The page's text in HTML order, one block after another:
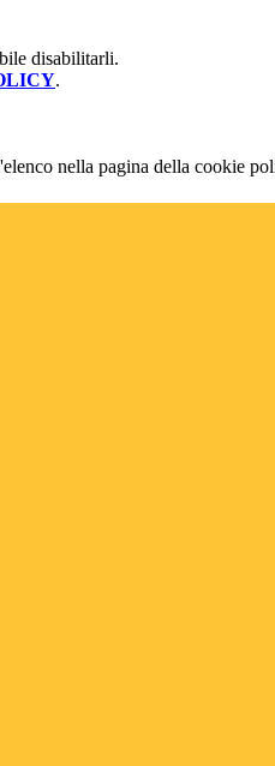
disabilitarli.
.
nella pagina della cookie